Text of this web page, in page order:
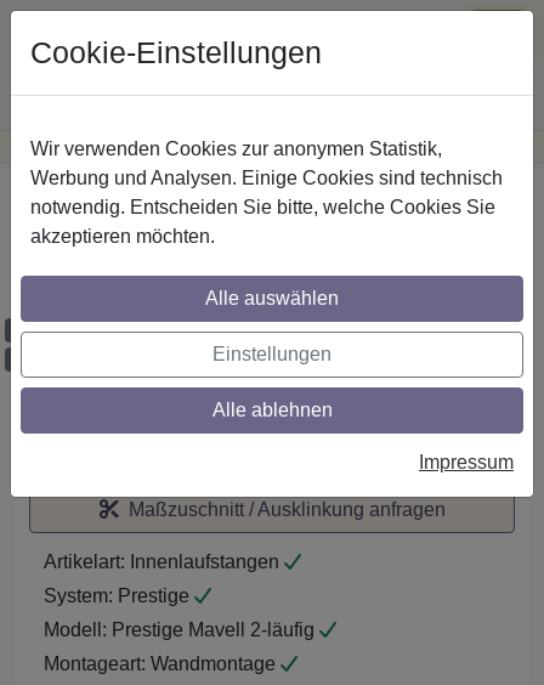
Günstige Versandkosteninnerhalb Österreichs· Sichere Zahlung
Startseite
IL-Stilg. 20 mm 2-lfg. Prestige Mavell 260
cm Chrom
Maßzuschnitt möglich
Maßzuschnitt / Ausklinkung anfragen
Artikelart: Innenlaufstangen
System: Prestige
Modell: Prestige Mavell 2-läufig
Montageart: Wandmontage
Cookie-Einstellungen
Wir verwenden Cookies zur anonymen Statistik,
Werbung und Analysen. Einige Cookies sind technisch
notwendig. Entscheiden Sie bitte, welche Cookies Sie
akzeptieren möchten.
Alle auswählen
Einstellungen
Alle ablehnen
Impressum